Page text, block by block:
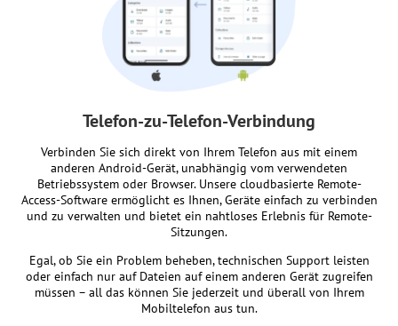
Telefon-zu-Telefon-Verbindung
Verbinden Sie sich direkt von Ihrem Telefon aus mit einem
anderen Android-Gerät, unabhängig vom verwendeten
Betriebssystem oder Browser. Unsere cloudbasierte Remote-
Access-Software ermöglicht es Ihnen, Geräte einfach zu verbinden
und zu verwalten und bietet ein nahtloses Erlebnis für Remote-
Sitzungen.
Egal, ob Sie ein Problem beheben, technischen Support leisten
oder einfach nur auf Dateien auf einem anderen Gerät zugreifen
müssen – all das können Sie jederzeit und überall von Ihrem
Mobiltelefon aus tun.